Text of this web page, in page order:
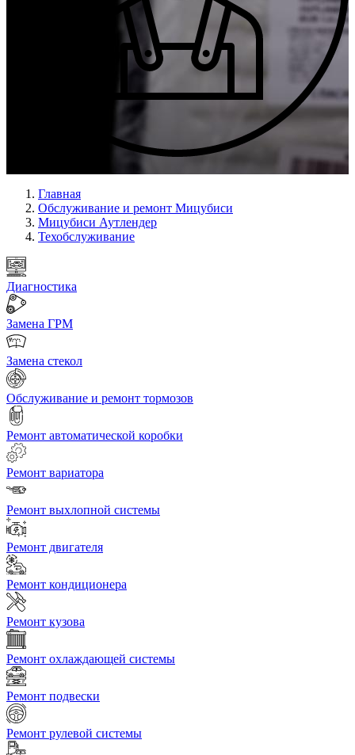
Главная
Обслуживание и ремонт Мицубиси
Мицубиси Аутлендер
Техобслуживание
Диагностика
Замена ГРМ
Замена стекол
Обслуживание и ремонт тормозов
Ремонт автоматической коробки
Ремонт вариатора
Ремонт выхлопной системы
Ремонт двигателя
Ремонт кондиционера
Ремонт кузова
Ремонт охлаждающей системы
Ремонт подвески
Ремонт рулевой системы